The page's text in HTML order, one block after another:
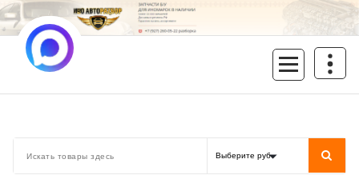
Перейти
к
содержимому